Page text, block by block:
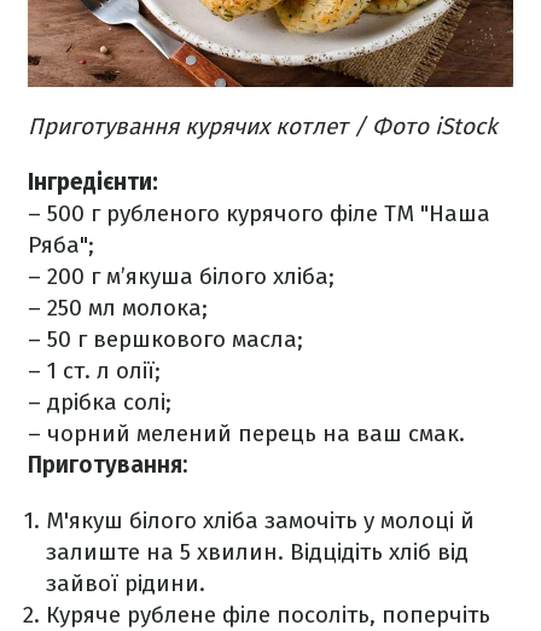
Приготування курячих котлет / Фото iStock
Інгредієнти:
– 500 г рубленого курячого філе ТМ "Наша
Ряба";
– 200 г м’якуша білого хліба;
– 250 мл молока;
– 50 г вершкового масла;
– 1 ст. л олії;
– дрібка солі;
– чорний мелений перець на ваш смак.
Приготування:
М'якуш білого хліба замочіть у молоці й
залиште на 5 хвилин. Відцідіть хліб від
зайвої рідини.
Куряче рублене філе посоліть, поперчіть